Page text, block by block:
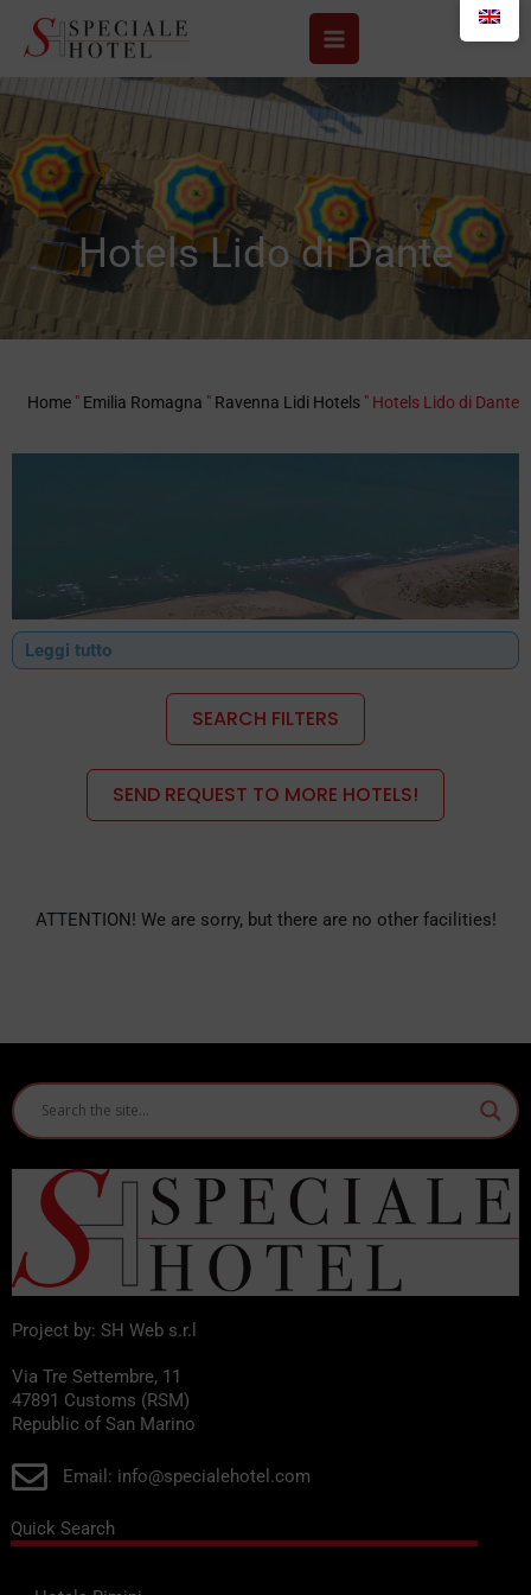
content
Hotels Lido di Dante
Home " Emilia Romagna " Ravenna Lidi Hotels " Hotels Lido di Dante
Alberghi 4 stelle Lido Di dante, 3 stelle, 2 stelle, residence, bed
and breakfast, hotel con piscina, con offerte, con last minute,
con formula all inclusive, con promozioni, fronte mare, vicino
ricettive di Lido di Dante proposti da speciale hotel Lido di
Leggi tutto
SEARCH FILTERS
SEND REQUEST TO MORE HOTELS!
ATTENTION! We are sorry, but there are no other facilities!
Project by: SH Web s.r.l
Via Tre Settembre, 11
47891 Customs (RSM)
Republic of San Marino
Email: info@specialehotel.com
Quick Search